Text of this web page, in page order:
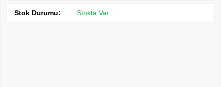
Stok Durumu: Stokta Var